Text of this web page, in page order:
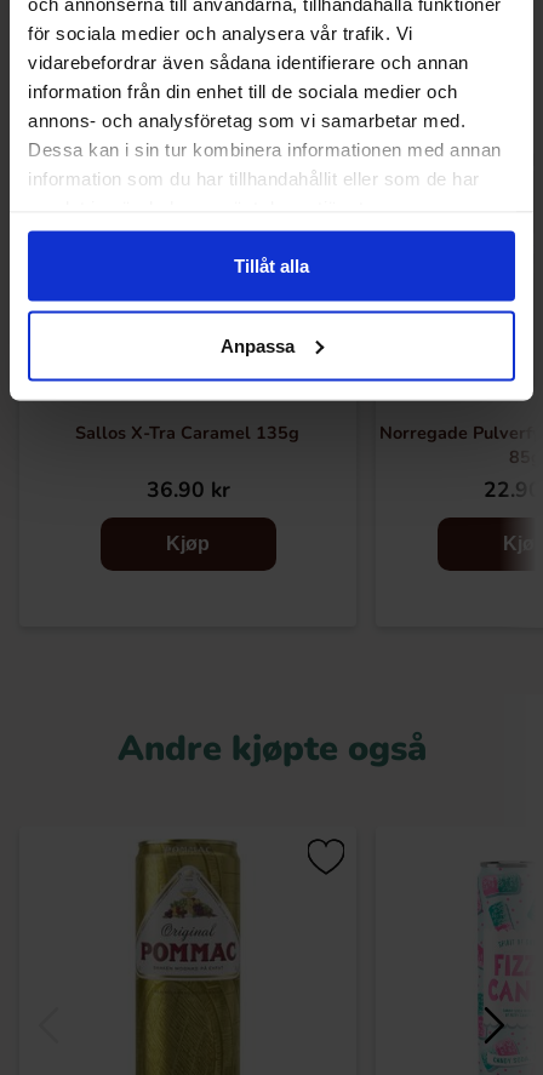
för sociala medier och analysera vår trafik. Vi
vidarebefordrar även sådana identifierare och annan
information från din enhet till de sociala medier och
annons- och analysföretag som vi samarbetar med.
Dessa kan i sin tur kombinera informationen med annan
information som du har tillhandahållit eller som de har
Tillåt alla
Anpassa
Relaterte produkter
Sallos X-Tra Caramel 135g
36.90 kr
Kjøp
Norregade
85g
Andre kjøpte også